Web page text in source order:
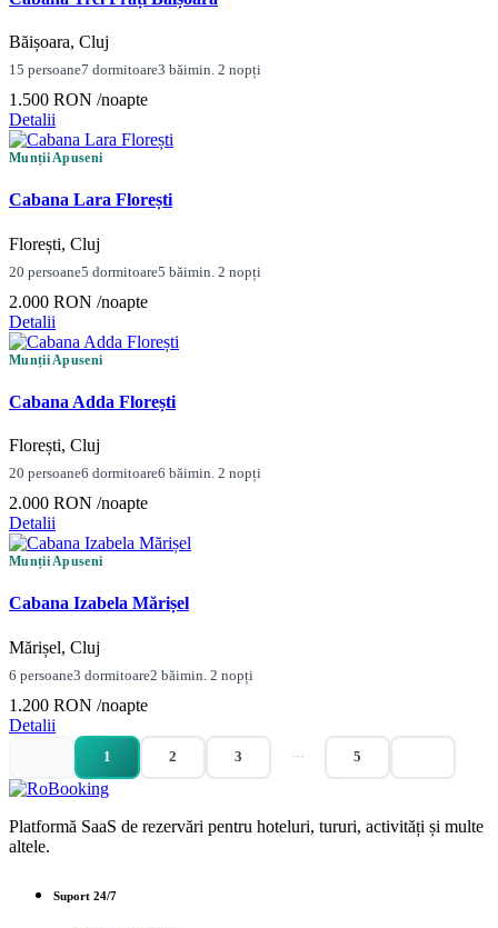
Băișoara, Cluj
15 persoane7 dormitoare3 băimin. 2 nopți
1.500 RON /noapte
Detalii
Munții Apuseni
Cabana Lara Florești
Florești, Cluj
20 persoane5 dormitoare5 băimin. 2 nopți
2.000 RON /noapte
Detalii
Munții Apuseni
Cabana Adda Florești
Florești, Cluj
20 persoane6 dormitoare6 băimin. 2 nopți
2.000 RON /noapte
Detalii
Munții Apuseni
Cabana Izabela Mărișel
Mărișel, Cluj
6 persoane3 dormitoare2 băimin. 2 nopți
1.200 RON /noapte
Detalii
1 2 3 ··· 5
Platformă SaaS de rezervări pentru hoteluri, tururi, activități și multe
altele.
Suport 24/7